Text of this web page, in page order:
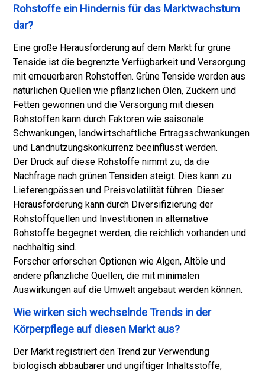
Rohstoffe ein Hindernis für das Marktwachstum
dar?
Eine große Herausforderung auf dem Markt für grüne
Tenside ist die begrenzte Verfügbarkeit und Versorgung
mit erneuerbaren Rohstoffen. Grüne Tenside werden aus
natürlichen Quellen wie pflanzlichen Ölen, Zuckern und
Fetten gewonnen und die Versorgung mit diesen
Rohstoffen kann durch Faktoren wie saisonale
Schwankungen, landwirtschaftliche Ertragsschwankungen
und Landnutzungskonkurrenz beeinflusst werden.
Der Druck auf diese Rohstoffe nimmt zu, da die
Nachfrage nach grünen Tensiden steigt. Dies kann zu
Lieferengpässen und Preisvolatilität führen. Dieser
Herausforderung kann durch Diversifizierung der
Rohstoffquellen und Investitionen in alternative
Rohstoffe begegnet werden, die reichlich vorhanden und
nachhaltig sind.
Forscher erforschen Optionen wie Algen, Altöle und
andere pflanzliche Quellen, die mit minimalen
Auswirkungen auf die Umwelt angebaut werden können.
Wie wirken sich wechselnde Trends in der
Körperpflege auf diesen Markt aus?
Der Markt registriert den Trend zur Verwendung
biologisch abbaubarer und ungiftiger Inhaltsstoffe,